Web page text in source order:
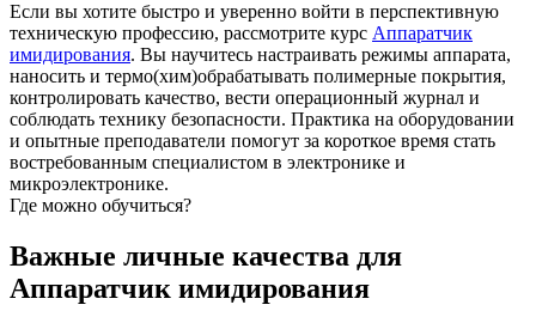
Если вы хотите быстро и уверенно войти в перспективную
техническую профессию, рассмотрите курс Аппаратчик
имидирования. Вы научитесь настраивать режимы аппарата,
наносить и термо(хим)обрабатывать полимерные покрытия,
контролировать качество, вести операционный журнал и
соблюдать технику безопасности. Практика на оборудовании
и опытные преподаватели помогут за короткое время стать
востребованным специалистом в электронике и
микроэлектронике.
Где можно обучиться?
Важные личные качества для
Аппаратчик имидирования